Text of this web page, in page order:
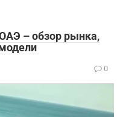
– обзор рынка,
0